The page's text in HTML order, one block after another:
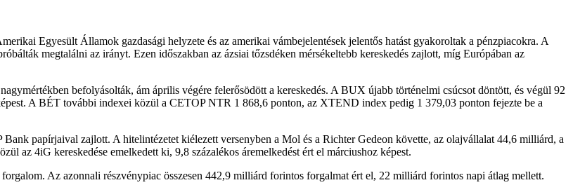
Egyesült Államok gazdasági helyzete és az amerikai vámbejelentések jelentős hatást gyakoroltak a pénzpiacokra. A
megtalálni az irányt. Ezen időszakban az ázsiai tőzsdéken mérsékeltebb kereskedés zajlott, míg Európában az
befolyásolták, ám április végére felerősödött a kereskedés. A BUX újabb történelmi csúcsot döntött, és végül 92
A BÉT további indexei közül a CETOP NTR 1 868,6 ponton, az XTEND index pedig 1 379,03 ponton fejezte be a
papírjaival zajlott. A hitelintézetet kiélezett versenyben a Mol és a Richter Gedeon követte, az olajvállalat 44,6 milliárd, a
az 4iG kereskedése emelkedett ki, 9,8 százalékos áremelkedést ért el márciushoz képest.
Az azonnali részvénypiac összesen 442,9 milliárd forintos forgalmat ért el, 22 milliárd forintos napi átlag mellett.